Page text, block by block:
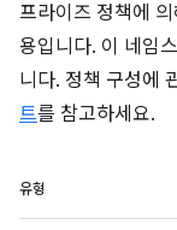
프라이즈 정책에
용입니다. 이 네임
니다. 정책 구성에
트를 참고하세요.
유형